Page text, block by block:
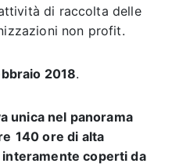
di raccolta delle
non profit.
2018.
unica nel panorama
140 ore di alta
coperti da